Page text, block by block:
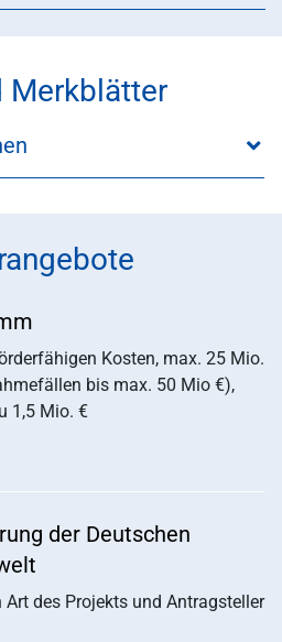
Merkblätter
Kosten, max. 25 Mio.
bis max. 50 Mio €),
1,5 Mio. €
der Deutschen
des Projekts und Antragsteller